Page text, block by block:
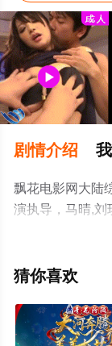
剧情介绍
飘花电影网大陆
演执导，马晴,刘
艺，大结局剧情
至豆瓣综艺、电
猜你喜欢